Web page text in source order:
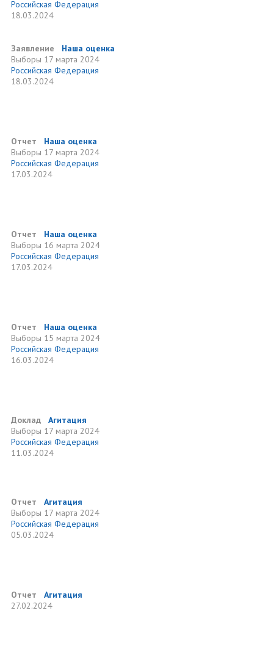
Российская Федерация
18.03.2024
Заявление
Наша оценка
Выборы 17 марта 2024
Российская Федерация
18.03.2024
Отчет
Наша оценка
Выборы 17 марта 2024
Российская Федерация
17.03.2024
Отчет
Наша оценка
Выборы 16 марта 2024
Российская Федерация
17.03.2024
Отчет
Наша оценка
Выборы 15 марта 2024
Российская Федерация
16.03.2024
Доклад
Агитация
Выборы 17 марта 2024
Российская Федерация
11.03.2024
Отчет
Агитация
Выборы 17 марта 2024
Российская Федерация
05.03.2024
Отчет
Агитация
27.02.2024